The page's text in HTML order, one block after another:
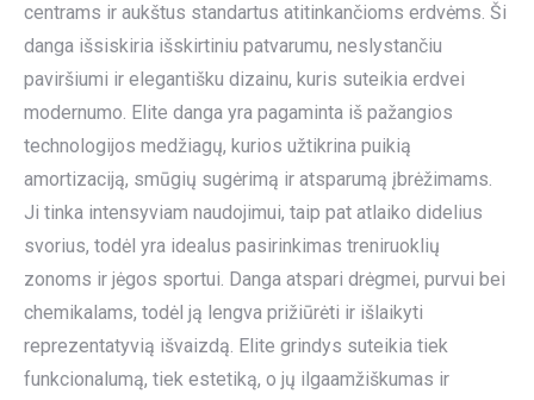
centrams ir aukštus standartus atitinkančioms erdvėms. Ši
danga išsiskiria išskirtiniu patvarumu, neslystančiu
paviršiumi ir elegantišku dizainu, kuris suteikia erdvei
modernumo. Elite danga yra pagaminta iš pažangios
technologijos medžiagų, kurios užtikrina puikią
amortizaciją, smūgių sugėrimą ir atsparumą įbrėžimams.
Ji tinka intensyviam naudojimui, taip pat atlaiko didelius
svorius, todėl yra idealus pasirinkimas treniruoklių
zonoms ir jėgos sportui. Danga atspari drėgmei, purvui bei
chemikalams, todėl ją lengva prižiūrėti ir išlaikyti
reprezentatyvią išvaizdą. Elite grindys suteikia tiek
funkcionalumą, tiek estetiką, o jų ilgaamžiškumas ir